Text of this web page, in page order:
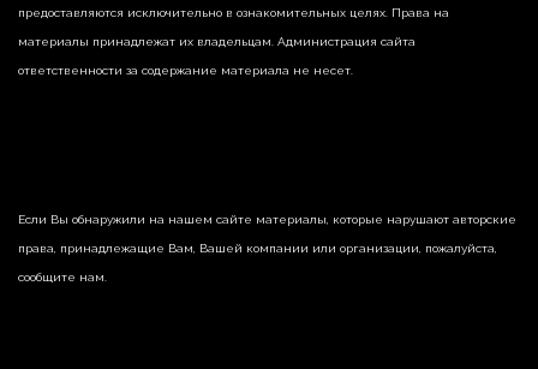
предоставляются исключительно в ознакомительных целях. Права на
материалы принадлежат их владельцам. Администрация сайта
ответственности за содержание материала не несет.
Если Вы обнаружили на нашем сайте материалы, которые нарушают авторские
права, принадлежащие Вам, Вашей компании или организации, пожалуйста,
сообщите нам.